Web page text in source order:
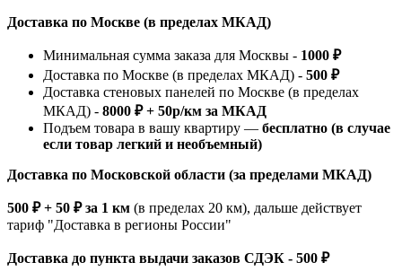
Доставка по Москве (в пределах МКАД)
Минимальная сумма заказа для Москвы - 1000 ₽
Доставка по Москве (в пределах МКАД) - 500 ₽
Доставка стеновых панелей по Москве (в пределах
МКАД) - 8000 ₽ + 50р/км за МКАД
Подъем товара в вашу квартиру — бесплатно (в случае
если товар легкий и необъемный)
Доставка по Московской области (за пределами МКАД)
500 ₽ + 50 ₽ за 1 км (в пределах 20 км), дальше действует
тариф "Доставка в регионы России"
Доставка до пункта выдачи заказов СДЭК - 500 ₽